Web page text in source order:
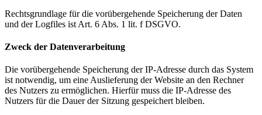
Rechtsgrundlage für die vorübergehende Speicherung der Daten
und der Logfiles ist Art. 6 Abs. 1 lit. f DSGVO.
Zweck der Datenverarbeitung
Die vorübergehende Speicherung der IP-Adresse durch das System
ist notwendig, um eine Auslieferung der Website an den Rechner
des Nutzers zu ermöglichen. Hierfür muss die IP-Adresse des
Nutzers für die Dauer der Sitzung gespeichert bleiben.